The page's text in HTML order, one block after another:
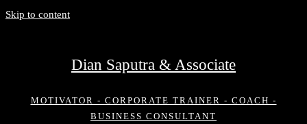
Skip to content
Dian Saputra & Associate
MOTIVATOR - CORPORATE TRAINER - COACH -
BUSINESS CONSULTANT